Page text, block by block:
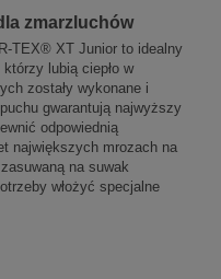
zmarzluchów
TEX® XT Junior to idealny
lubią ciepło w
zostały wykonane i
gwarantują najwyższy
odpowiednią
największych mrozach na
na suwak
włożyć specjalne